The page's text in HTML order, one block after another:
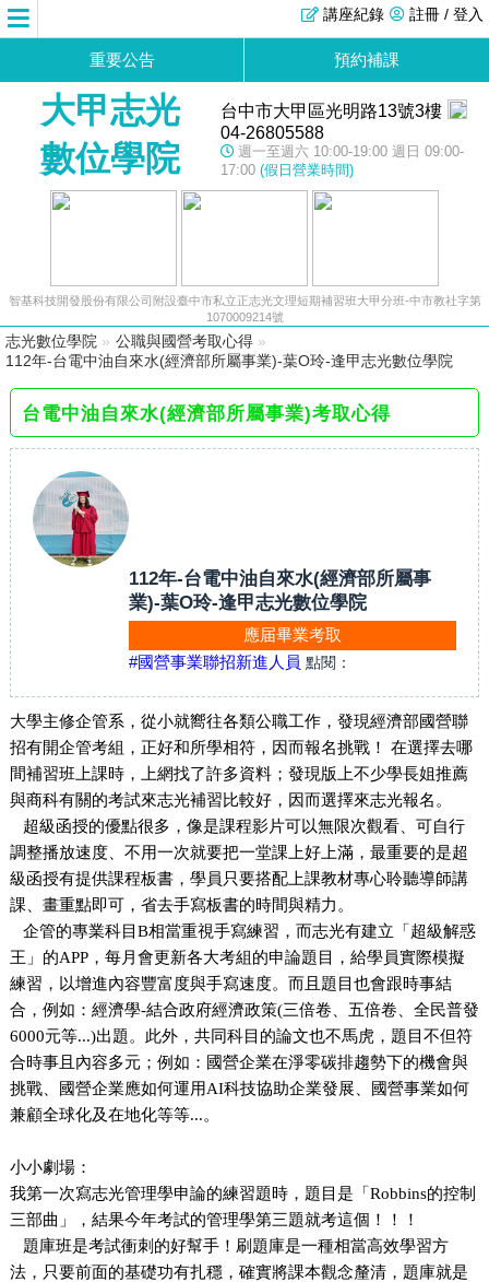
註冊 / 登入
講座紀錄
重要公告 預約補課
大甲志光
數位學院
台中市大甲區光明路13號3樓
04-26805588
週一至週六 10:00-19:00 週日 09:00-
17:00 (假日營業時間)
智基科技開發股份有限公司附設臺中市私立正志光文理短期補習班大甲分班-中市教社字第
1070009214號
志光數位學院 » 公職與國營考取心得 »
112年-台電中油自來水(經濟部所屬事業)-葉O玲-逢甲志光數位學院
台電中油自來水(經濟部所屬事業)考取心得
112年-台電中油自來水(經濟部所屬事
業)-葉O玲-逢甲志光數位學院
應届畢業考取
#國營事業聯招新進人員 點閱：
大學主修企管系，從小就嚮往各類公職工作，發現經濟部國營聯
招有開企管考組，正好和所學相符，因而報名挑戰！
在選擇去哪
間補習班上課時，上網找了許多資料；發現版上不少學長姐推薦
與商科有關的考試來志光補習比較好，因而選擇來志光報名。
超級函授的優點很多，像是課程影片可以無限次觀看、可自行
調整播放速度、不用一次就要把一堂課上好上滿，最重要的是超
級函授有提供課程板書，學員只要搭配上課教材專心聆聽導師講
課、畫重點即可，省去手寫板書的時間與精力。
企管的專業科目B相當重視手寫練習，而志光有建立「超級解惑
王」的APP，每月會更新各大考組的申論題目，給學員實際模擬
練習，以增進內容豐富度與手寫速度。而且題目也會跟時事結
合，例如：經濟學-結合政府經濟政策(三倍卷、五倍卷、全民普發
6000元等...)出題。此外，共同科目的論文也不馬虎，題目不但符
合時事且內容多元；例如：國營企業在淨零碳排趨勢下的機會與
挑戰、國營企業應如何運用AI科技協助企業發展、國營事業如何
兼顧全球化及在地化等等...。
小小劇場：
我第一次寫志光管理學申論的練習題時，題目是「Robbins的控制
三部曲」，結果今年考試的管理學第三題就考這個！！！
題庫班是考試衝刺的好幫手！刷題庫是一種相當高效學習方
法，只要前面的基礎功有扎穩，確實將課本觀念釐清，題庫就是